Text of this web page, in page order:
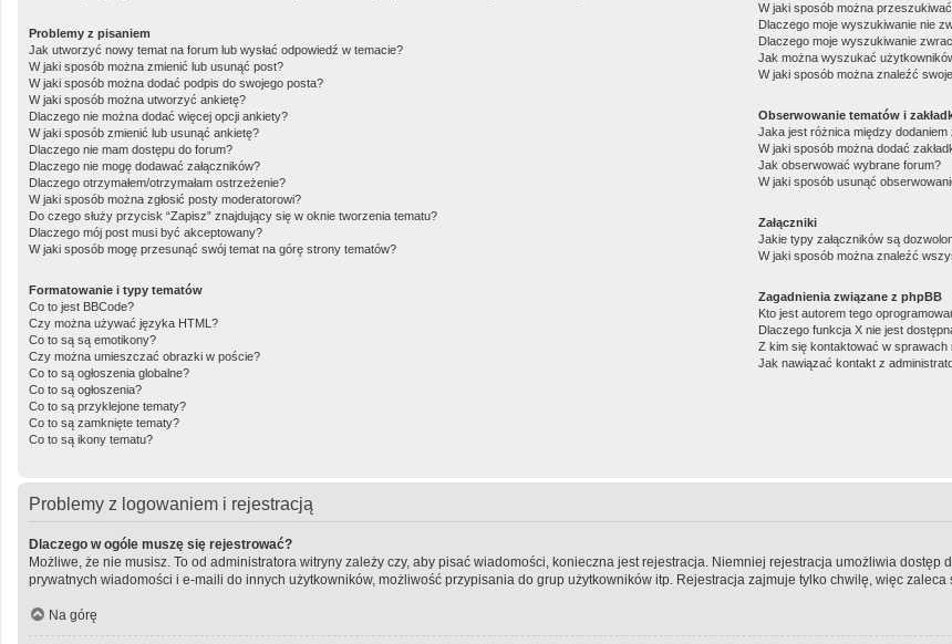
Problemy z pisaniem
Jak utworzyć nowy temat na forum lub wysłać odpowiedź w temacie?
W jaki sposób można zmienić lub usunąć post?
W jaki sposób można dodać podpis do swojego posta?
W jaki sposób można utworzyć ankietę?
Dlaczego nie można dodać więcej opcji ankiety?
W jaki sposób zmienić lub usunąć ankietę?
Dlaczego nie mam dostępu do forum?
Dlaczego nie mogę dodawać załączników?
Dlaczego otrzymałem/otrzymałam ostrzeżenie?
W jaki sposób można zgłosić posty moderatorowi?
Do czego służy przycisk “Zapisz” znajdujący się w oknie tworzenia tematu?
Dlaczego mój post musi być akceptowany?
W jaki sposób mogę przesunąć swój temat na górę strony tematów?
Formatowanie i typy tematów
Co to jest BBCode?
Czy można używać języka HTML?
Co to są są emotikony?
Czy można umieszczać obrazki w poście?
Co to są ogłoszenia globalne?
Co to są ogłoszenia?
Co to są przyklejone tematy?
Co to są zamknięte tematy?
Co to są ikony tematu?
W jaki sposób można
Dlaczego moje wyszukiwanie nie
Dlaczego moje wyszukiwanie
Jak można wyszukać
W jaki sposób można znaleźć
Obserwowanie tematów i
Jaka jest różnica między dodaniem
W jaki sposób można dodać
Jak obserwować wybrane forum?
W jaki sposób usunąć
Załączniki
Jakie typy załączników są
W jaki sposób można znaleźć
Zagadnienia związane z phpBB
Kto jest autorem tego
Dlaczego funkcja X nie jest
Z kim się kontaktować w
Jak nawiązać kontakt z
Problemy z logowaniem i rejestracją
Dlaczego w ogóle muszę się rejestrować?
Możliwe, że nie musisz. To od administratora witryny zależy czy, aby pisać wiadomości, konieczna jest rejestracja. Niemniej rejestracja umożliwia dostęp
prywatnych wiadomości i e-maili do innych użytkowników, możliwość przypisania do grup użytkowników itp. Rejestracja zajmuje tylko chwilę, więc zaleca
Na górę